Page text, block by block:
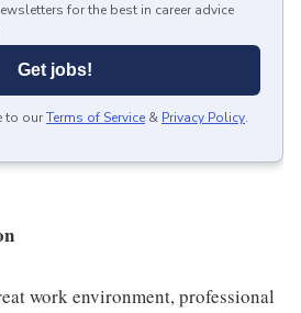
for the best in career advice
Get jobs!
to ourTerms of Service & Privacy Policy.
work environment, professional